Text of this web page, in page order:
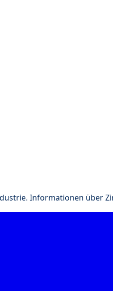
Informationen über